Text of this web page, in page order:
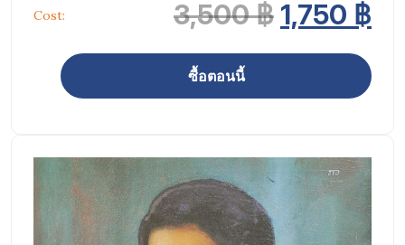
Cost: 3,500฿ Original
1,750 ฿
จำนวน ภาพในหลวงร.9 ทรงพระเยาว์ K10 Canvas_60x40
ซื้อตอนนี้